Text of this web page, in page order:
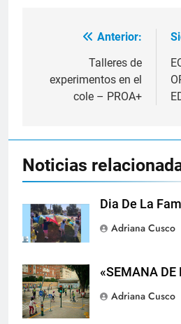
Navegación
entradas
Anterior:
Talleres de
experimentos en el
cole – PROA+
Noticias
Dia De La
Adriana Cusco
«SEMANA DE
Adriana Cusco